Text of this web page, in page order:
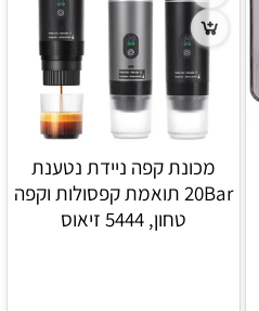
מכונת קפה ניידת נטענת
20Bar תואמת קפסולות וקפה
טחון, 5444 זיאוס